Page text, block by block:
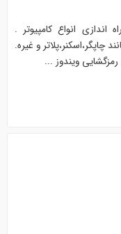
اندازی انواع کامپیوتر .
چاپگر،اسکنر،پلاتر و غیره.
ویندوز ...